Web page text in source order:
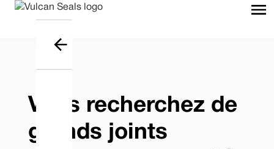
Vous recherchez de
grands joints